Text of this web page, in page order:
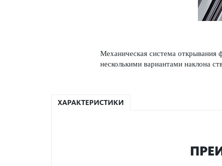
Механическая система открывания
несколькими вариантами наклона
ХАРАКТЕРИСТИКИ